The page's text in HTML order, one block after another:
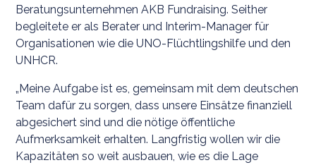
Beratungsunternehmen AKB Fundraising. Seither
begleitete er als Berater und Interim-Manager für
Organisationen wie die UNO-Flüchtlingshilfe und den
UNHCR.
„Meine Aufgabe ist es, gemeinsam mit dem deutschen
Team dafür zu sorgen, dass unsere Einsätze finanziell
abgesichert sind und die nötige öffentliche
Aufmerksamkeit erhalten. Langfristig wollen wir die
Kapazitäten so weit ausbauen, wie es die Lage